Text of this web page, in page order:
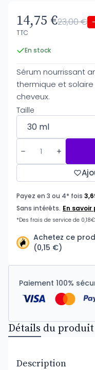
14,75 €23,00 €
TTC
En stock
Sérum nourrissant
thermique et
cheveux.
Taille
Achetez ce
(0,15 €)
Paiement 100%
Détails du produit
Description